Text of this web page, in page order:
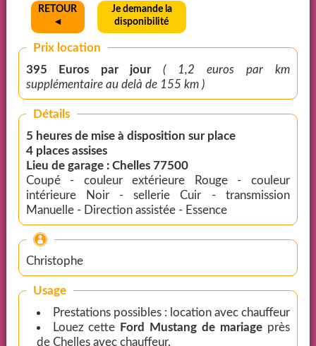
RETOUR
◄
Je demande la
disponibilité
Prix location
395 Euros par jour ( 1,2 euros par km
supplémentaire au delà de 155 km )
Détails
5 heures de mise à disposition sur place
4 places assises
Lieu de garage : Chelles 77500
Coupé - couleur extérieure Rouge - couleur
intérieure Noir - sellerie Cuir - transmission
Manuelle - Direction assistée - Essence
Christophe
Usage
Prestations possibles : location avec chauffeur
Louez cette Ford Mustang de mariageprès
de Chelles avec chauffeur.